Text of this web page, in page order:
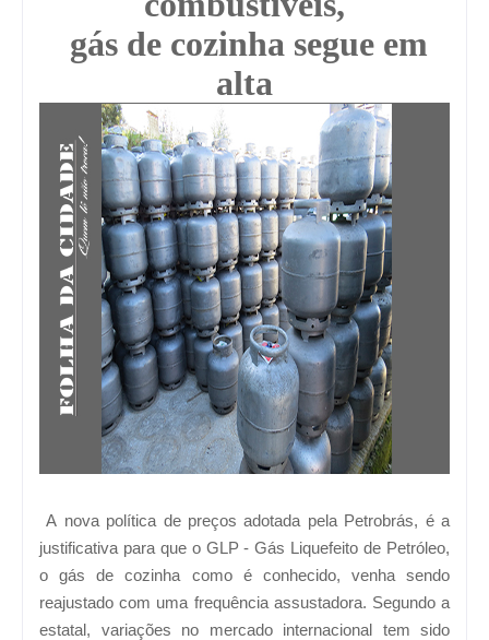
gás de cozinha segue em
alta
A nova política de preços adotada pela Petrobrás, é a
justificativa para que o GLP - Gás Liquefeito de Petróleo,
o gás de cozinha como é conhecido, venha sendo
reajustado com uma frequência assustadora. Segundo a
estatal, variações no mercado internacional tem sido